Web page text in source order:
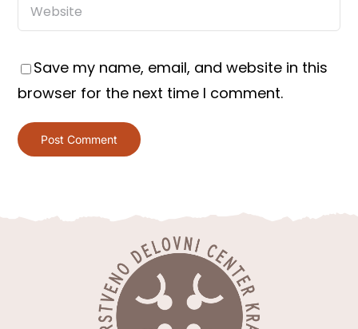
Save my name, email, and website in this
browser for the next time I comment.